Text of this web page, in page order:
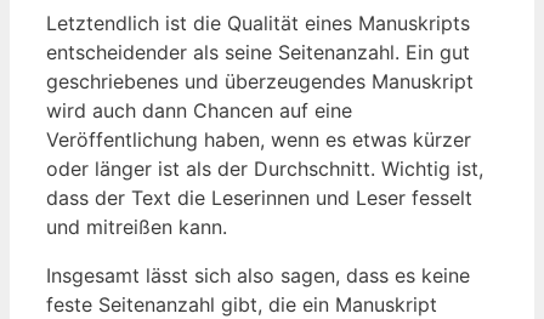
Letztendlich ist die Qualität ​eines Manuskripts
entscheidender‍ als ⁣seine Seitenanzahl. Ein gut
geschriebenes und überzeugendes ⁢Manuskript
wird auch dann Chancen‍ auf eine
Veröffentlichung haben, wenn es etwas‌ kürzer
oder länger ist als der Durchschnitt. Wichtig ist,
⁢dass ‌der ​Text die Leserinnen und Leser fesselt
und mitreißen ⁢kann.
Insgesamt lässt sich also ​sagen, dass es keine
feste Seitenanzahl gibt, die ein⁤ Manuskript